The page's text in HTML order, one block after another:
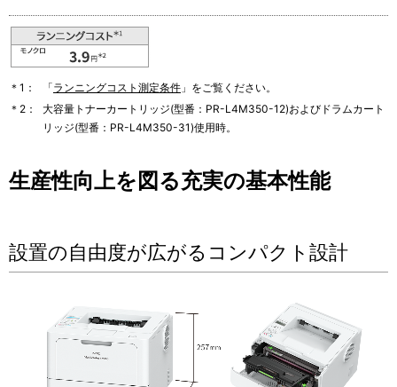
＊1： 「ランニングコスト測定条件 」をご覧ください。
＊2：
大容量トナーカートリッジ(型番：PR-L4M350-12)およびドラムカート
リッジ(型番：PR-L4M350-31)使用時。
生産性向上を図る充実の基本性能
設置の自由度が広がるコンパクト設計